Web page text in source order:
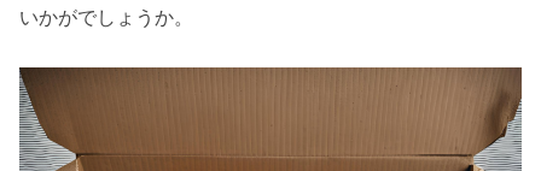
いかがでしょうか。